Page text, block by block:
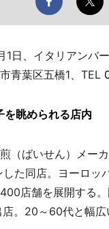
日、イタリアンバ
青葉区五橋1、TEL
を眺められる店内
（ばいせん）メー
た同店。ヨーロッ
店舗を展開する
。20～60代と幅広